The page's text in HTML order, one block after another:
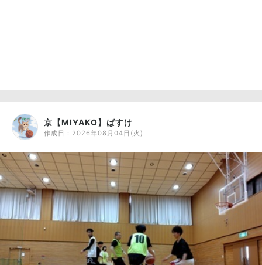
京【MIYAKO】ばすけ
作成日： 2026年08月04日(火)